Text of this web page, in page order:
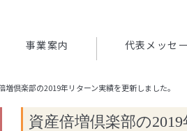
事業案内 代表メッセ
増倶楽部の2019年リターン実績を更新しました。
資産倍増倶楽部の